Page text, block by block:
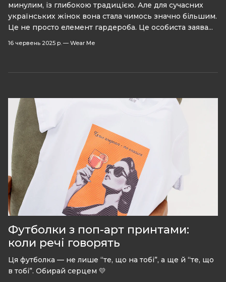
минулим, із глибокою традицією. Але для сучасних
українських жінок вона стала чимось значно більшим.
Це не просто елемент гардероба. Це особиста заява...
16 червень 2025 р. — Wear Me
Футболки з поп-арт принтами:
коли речі говорять
Ця футболка — не лише “те, що на тобі”, а ще й “те, що
в тобі”. Обирай серцем 💛